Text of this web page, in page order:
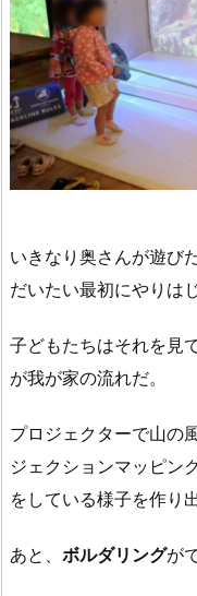
いきなり奥さんが遊び
だいたい最初にやりは
子どもたちはそれを見
が我が家の流れだ。
プロジェクターで山の
ジェクションマッピン
をしている様子を作り
あと、 ボルダリングが